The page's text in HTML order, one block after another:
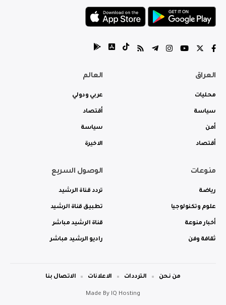
العراق
محليات
سياسة
أمن
أقتصاد
العالم
عربي ودولي
أقتصاد
سياسة
الاخيرة
منوعات
رياضة
علوم وتكنولوجيا
أخبار منوعة
ثقافة وفن
الوصول السريع
تردد قناة الرشيد
تطبيق قناة الرشيد
قناة الرشيد مباشر
راديو الرشيد مباشر
Made By IQ Hosting
من نحن الترددات الاعلانات الاتصال بنا